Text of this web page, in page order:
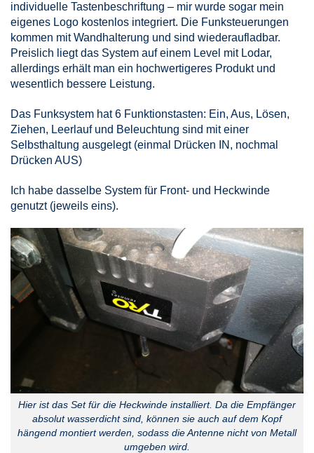
individuelle Tastenbeschriftung – mir wurde sogar mein
eigenes Logo kostenlos integriert. Die Funksteuerungen
kommen mit Wandhalterung und sind wiederaufladbar.
Preislich liegt das System auf einem Level mit Lodar,
allerdings erhält man ein hochwertigeres Produkt und
wesentlich bessere Leistung.
Das Funksystem hat 6 Funktionstasten: Ein, Aus, Lösen,
Ziehen, Leerlauf und Beleuchtung sind mit einer
Selbsthaltung ausgelegt (einmal Drücken IN, nochmal
Drücken AUS)
Ich habe dasselbe System für Front- und Heckwinde
genutzt (jeweils eins).
Hier ist das Set für die Heckwinde installiert. Da die Empfänger
absolut wasserdicht sind, können sie auch auf dem Kopf
hängend montiert werden, sodass die Antenne nicht von Metall
umgeben wird.